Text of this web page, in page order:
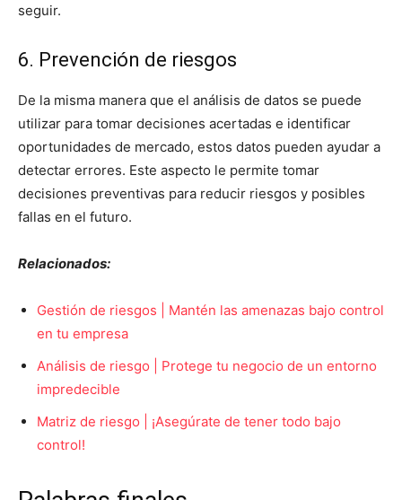
seguir.
6. Prevención de riesgos
De la misma manera que el análisis de datos se puede
utilizar para tomar decisiones acertadas e identificar
oportunidades de mercado, estos datos pueden ayudar a
detectar errores. Este aspecto le permite tomar
decisiones preventivas para reducir riesgos y posibles
fallas en el futuro.
Relacionados:
Gestión de riesgos | Mantén las amenazas bajo control
en tu empresa
Análisis de riesgo | Protege tu negocio de un entorno
impredecible
Matriz de riesgo | ¡Asegúrate de tener todo bajo
control!